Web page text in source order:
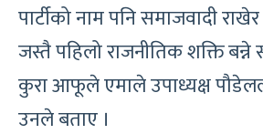
पार्टीको नाम पनि समाजवादी
जस्तै पहिलो राजनीतिक शक्ति
कुरा आफूले एमाले उपाध्यक्ष
उनले बताए ।